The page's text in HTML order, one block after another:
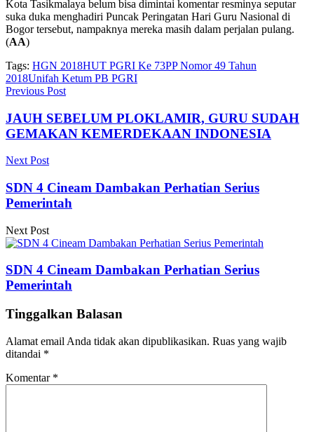
Kota Tasikmalaya belum bisa dimintai komentar resminya seputar
suka duka menghadiri Puncak Peringatan Hari Guru Nasional di
Bogor tersebut, nampaknya mereka masih dalam perjalan pulang.
(AA)
Tags: HGN 2018HUT PGRI Ke 73PP Nomor 49 Tahun
2018Unifah Ketum PB PGRI
Previous Post
JAUH SEBELUM PLOKLAMIR, GURU SUDAH
GEMAKAN KEMERDEKAAN INDONESIA
Next Post
SDN 4 Cineam Dambakan Perhatian Serius
Pemerintah
Next Post
SDN 4 Cineam Dambakan Perhatian Serius
Pemerintah
Tinggalkan Balasan
Alamat email Anda tidak akan dipublikasikan. Ruas yang wajib
ditandai *
Komentar *